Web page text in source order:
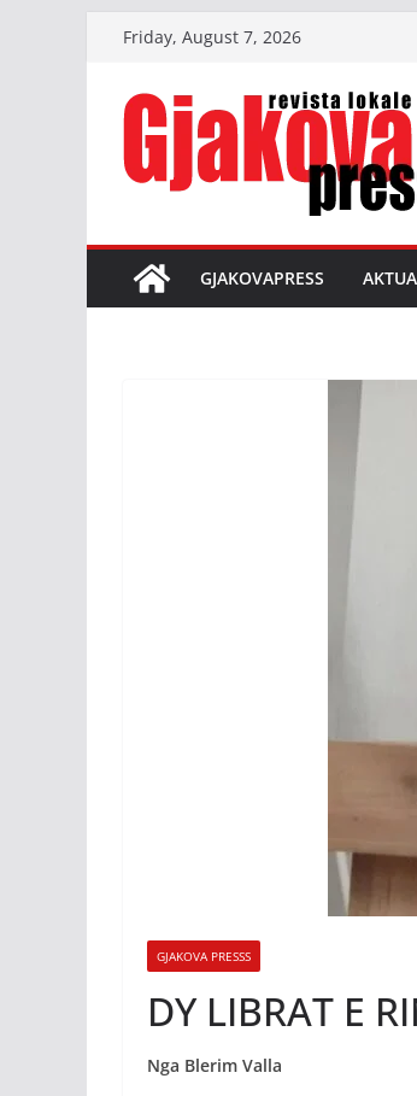
content
Friday, August 7, 2026
GJAKOVAPRESS
GJAKOVA PRESSS
DY LIBRAT E
Nga Blerim Valla